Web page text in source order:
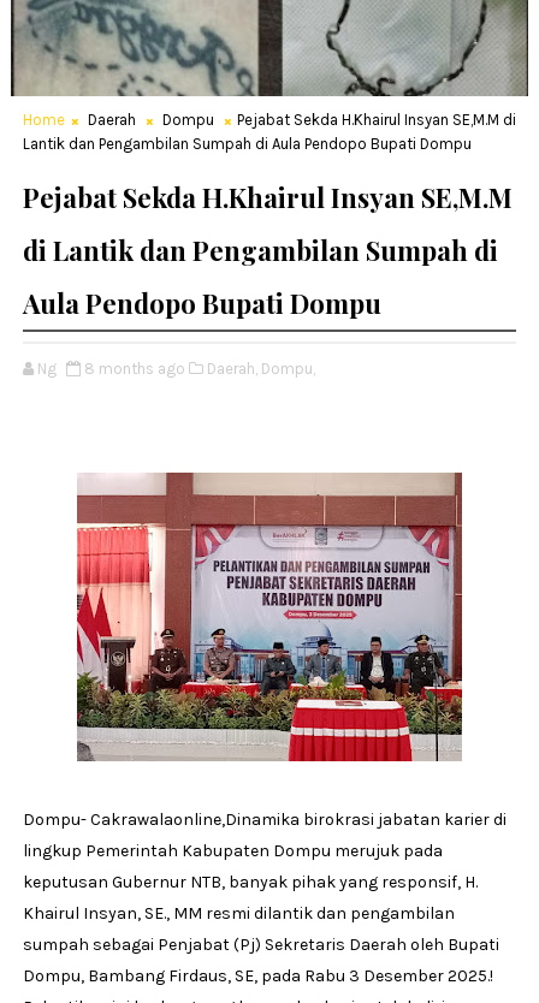
Home Daerah Dompu
Pejabat Sekda H.Khairul Insyan SE,M.M di
Lantik dan Pengambilan Sumpah di Aula Pendopo Bupati Dompu
Pejabat Sekda H.Khairul Insyan SE,M.M
di Lantik dan Pengambilan Sumpah di
Aula Pendopo Bupati Dompu
Ng 8 months ago Daerah, Dompu,
Dompu- Cakrawalaonline,Dinamika birokrasi jabatan karier di
lingkup Pemerintah Kabupaten Dompu merujuk pada
keputusan Gubernur NTB, banyak pihak yang responsif, H.
Khairul Insyan, SE., MM resmi dilantik dan pengambilan
sumpah sebagai Penjabat (Pj) Sekretaris Daerah oleh Bupati
Dompu, Bambang Firdaus, SE, pada Rabu 3 Desember 2025.!